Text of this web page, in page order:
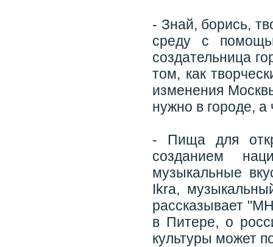
- Знай, борись,
среду с
создательница
том, как
изменения
нужно в городе, а
- Пища для
созданием
музыкальные
Ikra,
рассказывает
в Питере, о
культуры может